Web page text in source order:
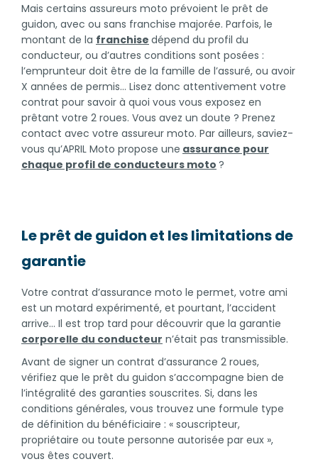
Mais certains assureurs moto prévoient le prêt de
guidon, avec ou sans franchise majorée. Parfois, le
montant de la franchise dépend du profil du
conducteur, ou d’autres conditions sont posées :
l’emprunteur doit être de la famille de l’assuré, ou avoir
X années de permis… Lisez donc attentivement votre
contrat pour savoir à quoi vous vous exposez en
prêtant votre 2 roues. Vous avez un doute ? Prenez
contact avec votre assureur moto. Par ailleurs, saviez-
vous qu’APRIL Moto propose une assurance pour
chaque profil de conducteurs moto ?
Le prêt de guidon et les limitations de
garantie
Votre contrat d’assurance moto le permet, votre ami
est un motard expérimenté, et pourtant, l’accident
arrive… Il est trop tard pour découvrir que la garantie
corporelle du conducteur n’était pas transmissible.
Avant de signer un contrat d’assurance 2 roues,
vérifiez que le prêt du guidon s’accompagne bien de
l’intégralité des garanties souscrites. Si, dans les
conditions générales, vous trouvez une formule type
de définition du bénéficiaire : « souscripteur,
propriétaire ou toute personne autorisée par eux »,
vous êtes couvert.